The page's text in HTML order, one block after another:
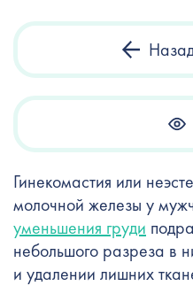
Гинекомастия или
молочной железы у
уменьшения груди
небольшого разреза в
и удалении лишних